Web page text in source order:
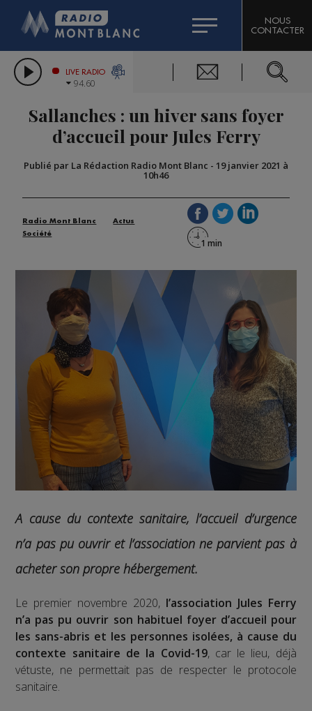
LES CHRONIQUES DE L'EXPERT
CITIZEN MACHINERY
GRAND MASSIF DOMAINES SKIABLES
BIGARD
COMPAGNIE DU MONT-BLANC
NOUS
CONTACTER
LIVE RADIO
94.60
Sallanches : un hiver sans foyer
d’accueil pour Jules Ferry
Publié par La Rédaction Radio Mont Blanc - 19 janvier 2021 à
10h46
Radio Mont Blanc
Actus
Société
A cause du contexte sanitaire, l’accueil d’urgence
n’a pas pu ouvrir et l’association ne parvient pas à
acheter son propre hébergement.
Le premier novembre 2020, l’association Jules Ferry
n’a pas pu ouvrir son habituel foyer d’accueil pour
les sans-abris et les personnes isolées, à cause du
contexte sanitaire de la Covid-19, car le lieu, déjà
vétuste, ne permettait pas de respecter le protocole
sanitaire.